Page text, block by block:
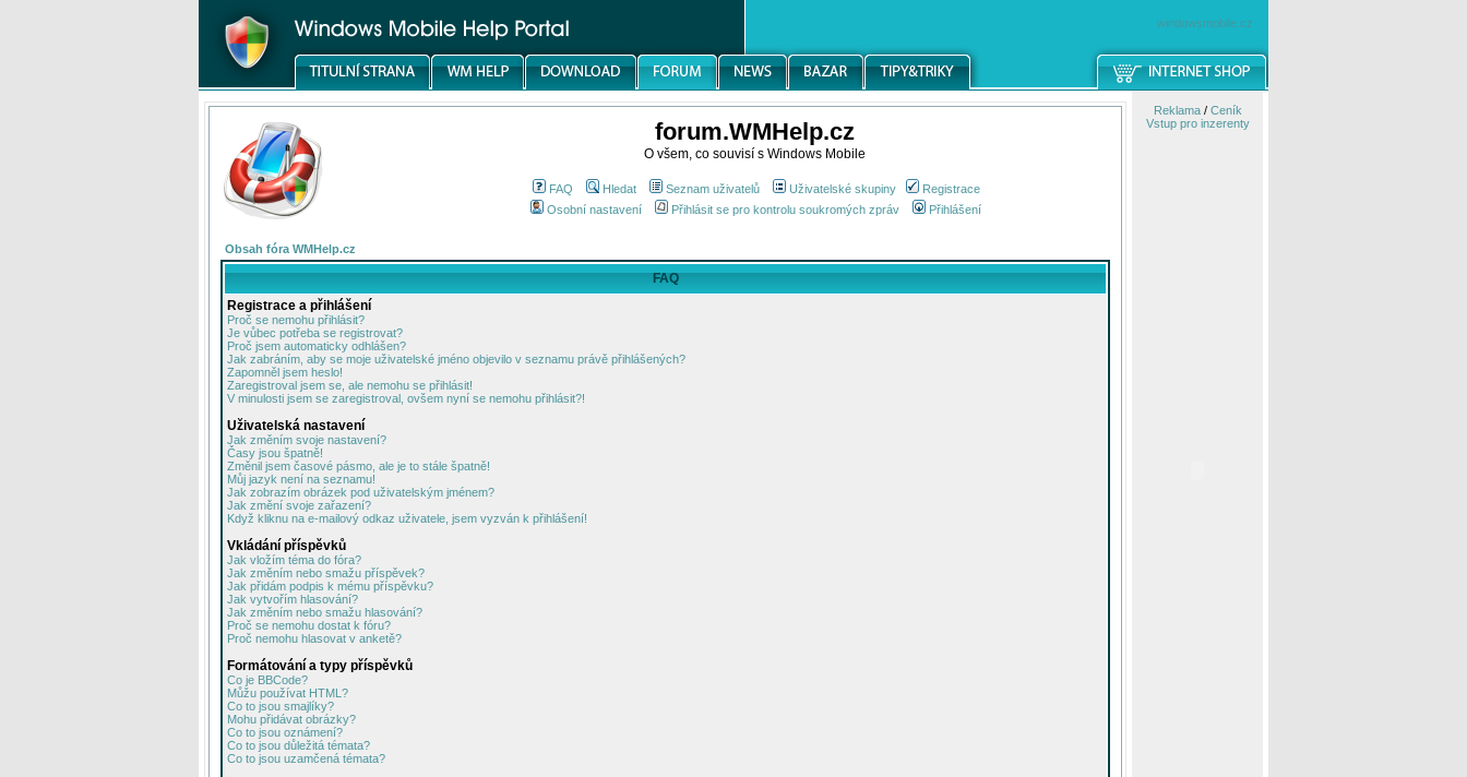
windowsmobile.cz
forum.WMHelp.cz
O všem, co souvisí s Windows Mobile
FAQ Hledat Seznam uživatelů Uživatelské skupiny
Registrace
Osobní nastavení
Přihlásit se pro kontrolu soukromých zpráv Přihlášení
Obsah fóra WMHelp.cz
FAQ
Registrace a přihlášení
Proč se nemohu přihlásit?
Je vůbec potřeba se registrovat?
Proč jsem automaticky odhlášen?
Jak zabráním, aby se moje uživatelské jméno objevilo v seznamu právě přihlášených?
Zapomněl jsem heslo!
Zaregistroval jsem se, ale nemohu se přihlásit!
V minulosti jsem se zaregistroval, ovšem nyní se nemohu přihlásit?!
Uživatelská nastavení
Jak změním svoje nastavení?
Časy jsou špatně!
Změnil jsem časové pásmo, ale je to stále špatně!
Můj jazyk není na seznamu!
Jak zobrazím obrázek pod uživatelským jménem?
Jak změní svoje zařazení?
Když kliknu na e-mailový odkaz uživatele, jsem vyzván k přihlášení!
Vkládání příspěvků
Jak vložím téma do fóra?
Jak změním nebo smažu příspěvek?
Jak přidám podpis k mému příspěvku?
Jak vytvořím hlasování?
Jak změním nebo smažu hlasování?
Proč se nemohu dostat k fóru?
Proč nemohu hlasovat v anketě?
Formátování a typy příspěvků
Co je BBCode?
Můžu používat HTML?
Co to jsou smajlíky?
Mohu přidávat obrázky?
Co to jsou oznámení?
Co to jsou důležitá témata?
Co to jsou uzamčená témata?
Reklama/ Ceník
Vstup pro inzerenty